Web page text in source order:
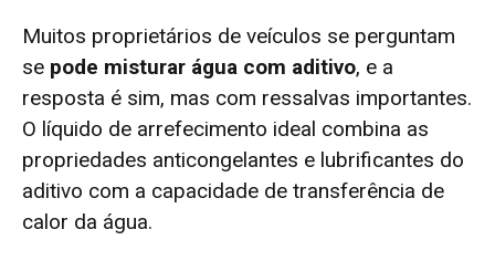
Muitos proprietários de veículos se perguntam
se pode misturar água com aditivo, e a
resposta é sim, mas com ressalvas importantes.
O líquido de arrefecimento ideal combina as
propriedades anticongelantes e lubrificantes do
aditivo com a capacidade de transferência de
calor da água.